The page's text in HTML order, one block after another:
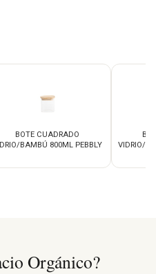
BOTE CUADRADO
BAMBÚ 800ML PEBBLY
VIDRIO/
Orgánico?